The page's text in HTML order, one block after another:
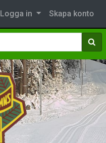
Logga in Skapa konto
Sök